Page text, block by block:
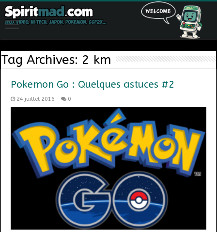
Tag Archives: 2 km
Pokemon Go : Quelques astuces #2
24 juillet 2016 0